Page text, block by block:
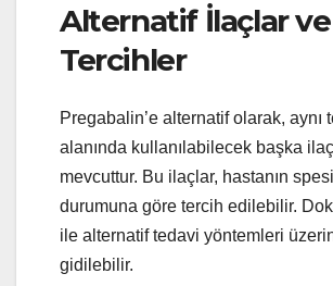
Alternatif İlaçlar ve
Tercihler
Pregabalin’e alternatif olarak, aynı
alanında kullanılabilecek başka
mevcuttur. Bu ilaçlar, hastanın
durumuna göre tercih edilebilir.
ile alternatif tedavi yöntemleri
gidilebilir.